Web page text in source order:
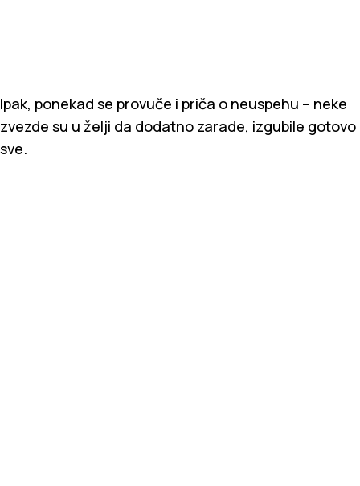
Ipak, ponekad se provuče i priča o neuspehu – neke
zvezde su u želji da dodatno zarade, izgubile gotovo
sve.